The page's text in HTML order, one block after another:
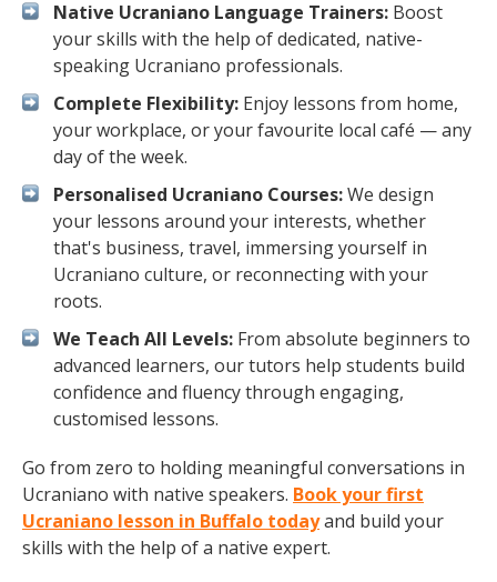
Native Ucraniano Language Trainers: Boost
your skills with the help of dedicated, native-
speaking Ucraniano professionals.
Complete Flexibility: Enjoy lessons from home,
your workplace, or your favourite local café — any
day of the week.
Personalised Ucraniano Courses:We design
your lessons around your interests, whether
that's business, travel, immersing yourself in
Ucraniano culture, or reconnecting with your
roots.
We Teach All Levels: From absolute beginners to
advanced learners, our tutors help students build
confidence and fluency through engaging,
customised lessons.
Go from zero to holding meaningful conversations in
Ucraniano with native speakers. Book your first
Ucraniano lesson in Buffalo todayand build your
skills with the help of a native expert.